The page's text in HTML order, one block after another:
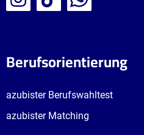
Berufsorientierung
azubister Berufswahltest
azubister Matching